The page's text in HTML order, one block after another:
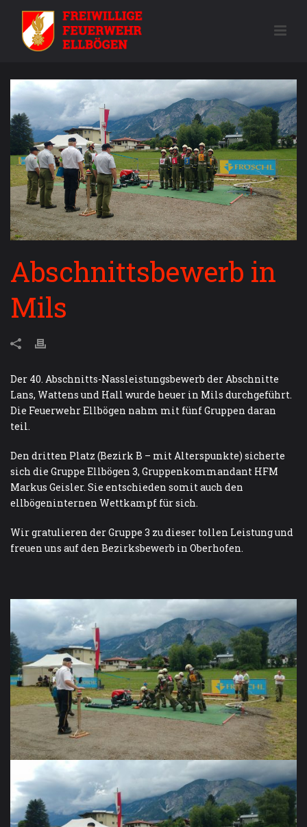
Abschnittsbewerb in
Mils
Der 40. Abschnitts-Nassleistungsbewerb der Abschnitte
Lans, Wattens und Hall wurde heuer in Mils durchgeführt.
Die Feuerwehr Ellbögen nahm mit fünf Gruppen daran
teil.
Den dritten Platz (Bezirk B – mit Alterspunkte) sicherte
sich die Gruppe Ellbögen 3, Gruppenkommandant HFM
Markus Geisler. Sie entschieden somit auch den
ellbögeninternen Wettkampf für sich.
Wir gratulieren der Gruppe 3 zu dieser tollen Leistung und
freuen uns auf den Bezirksbewerb in Oberhofen.